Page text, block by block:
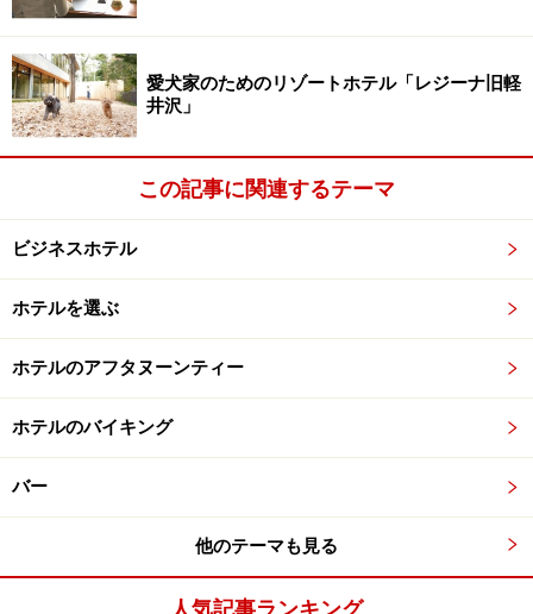
家具のことならおまかせというアフターケアも万全なお
店なのです。
このたび、異人館通りをはじめ旧外国人居留地など西洋
建築が残る神戸にアンティークショップをオープンした
のは、その町の風景とともにアンティークな家具に少し
でも関心を抱いてもらい、愛用して頂ける方が増えたら
という思いからです。
こよなく愛する西洋家具。専門はヨーロッパで、年間約
のアンティーク家具を置いてあり、その1つ1つに秘めら
れた歴史があります。それが面白い。たとえば、先のベ
ギリスのアルバート博物館にあるショーケースと同じも
のや、1830年代のダイニングセットなど、それはそれは
アンティーク家具好きはもちろん、歴史に興味のある人
もゾクゾクする品々がいっぱい。だってそれら家具の傷
愛犬家のためのリゾートホテル「レジーナ旧軽
井沢」
この記事に関連するテーマ
ビジネスホテル
ホテルを選ぶ
ホテルのアフタヌーンティー
ホテルのバイキング
バー
他のテーマも見る
人気記事ランキング